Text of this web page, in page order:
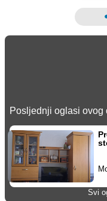
Posljednji oglasi ovog
Svi